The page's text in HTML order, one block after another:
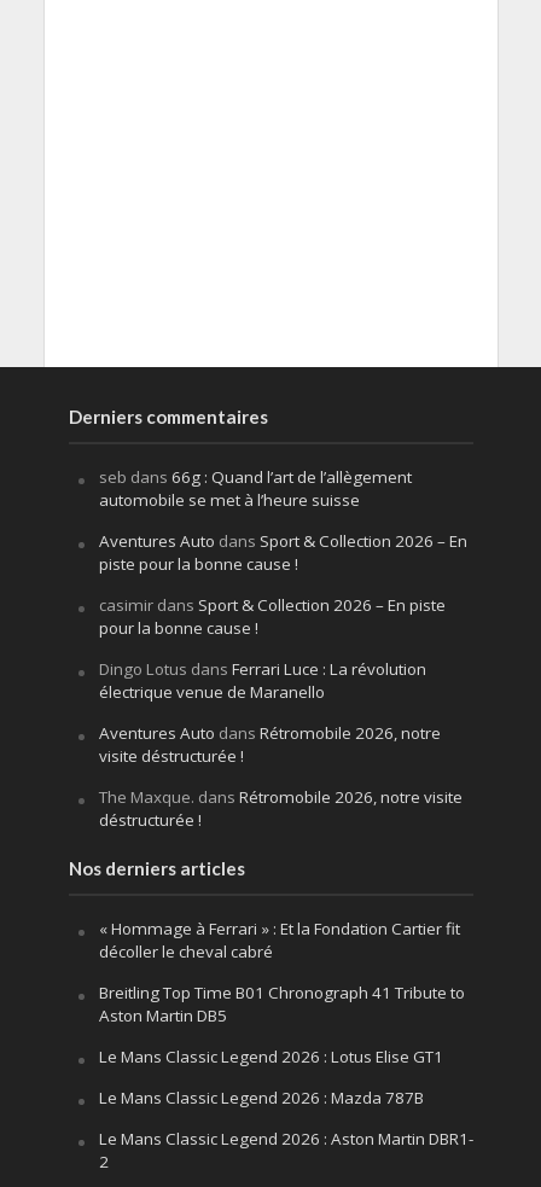
Derniers commentaires
seb dans 66g : Quand l’art de l’allègement
automobile se met à l’heure suisse
Aventures Auto dans Sport & Collection 2026 – En
piste pour la bonne cause !
casimirdans Sport & Collection 2026 – En piste
pour la bonne cause !
Dingo Lotus dans Ferrari Luce : La révolution
électrique venue de Maranello
Aventures Auto dans Rétromobile 2026, notre
visite déstructurée !
The Maxque. dans Rétromobile 2026, notre visite
déstructurée !
Nos derniers articles
« Hommage à Ferrari » : Et la Fondation Cartier fit
décoller le cheval cabré
Breitling Top Time B01 Chronograph 41 Tribute to
Aston Martin DB5
Le Mans Classic Legend 2026 : Lotus Elise GT1
Le Mans Classic Legend 2026 : Mazda 787B
Le Mans Classic Legend 2026 : Aston Martin DBR1-
2